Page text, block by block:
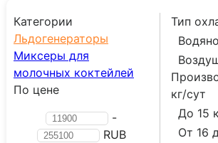
Категории
Льдогенераторы
Миксеры для
молочных коктейлей
По цене
-
RUB
Тип
кг/сут
До 15
От 16